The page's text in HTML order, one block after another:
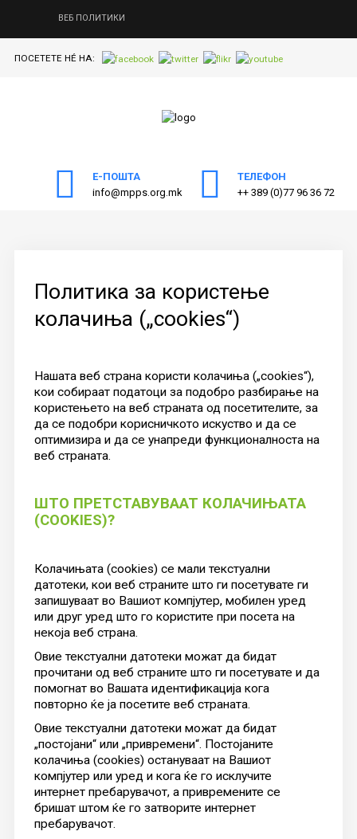
ПУБЛИКАЦИИ
КОНТАКТ
ВЕБ ПОЛИТИКИ
ПОСЕТЕТЕ НÉ НА:
Е-ПОШТА
info@mpps.org.mk
ТЕЛЕФОН
++ 389 (0)77 96 36 72
на нашата веб страна
Политика за користење
колачиња („cookies“)
Нашата веб страна користи колачиња („cookies“),
кои собираат податоци за подобро разбирање на
користењето на веб страната од посетителите, за
да се подобри корисничкото искуство и да се
оптимизира и да се унапреди функционалноста на
веб страната.
ШТО ПРЕТСТАВУВААТ КОЛАЧИЊАТА
(COOKIES)?
Колачињата (cookies) се мали текстуални
датотеки, кои веб страните што ги посетувате ги
запишуваат во Вашиот компјутер, мобилен уред
или друг уред што го користите при посета на
некоја веб страна.
Овие текстуални датотеки можат да бидат
прочитани од веб страните што ги посетувате и да
помогнат во Вашата идентификација кога
повторно ќе ја посетите веб страната.
Овие текстуални датотеки можат да бидат
„постојани“ или „привремени“. Постојаните
колачиња (cookies) остануваат на Вашиот
компјутер или уред и кога ќе го исклучите
интернет пребарувачот, а привремените се
бришат штом ќе го затворите интернет
пребарувачот.